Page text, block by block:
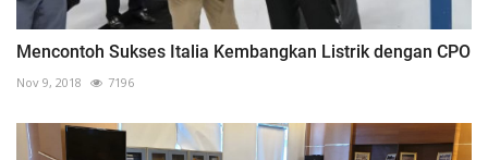
Mencontoh Sukses Italia Kembangkan Listrik dengan CPO
Nov 9, 2018 7196